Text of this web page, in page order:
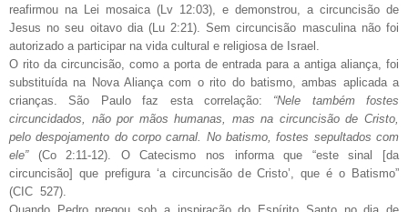
reafirmou na Lei mosaica (Lv 12:03), e demonstrou, a circuncisão de
Jesus no seu oitavo dia (Lu 2:21). Sem circuncisão masculina não foi
autorizado a participar na vida cultural e religiosa de Israel.
O rito da circuncisão, como a porta de entrada para a antiga aliança, foi
substituída na Nova Aliança com o rito do batismo, ambas aplicada a
crianças. São Paulo faz esta correlação: “Nele também fostes
circuncidados, não por mãos humanas, mas na circuncisão de Cristo,
pelo despojamento do corpo carnal. No batismo, fostes sepultados com
ele” (Co 2:11-12). O Catecismo nos informa que “este sinal [da
circuncisão] que prefigura ‘a circuncisão de Cristo’, que é o Batismo”
(CIC 527).